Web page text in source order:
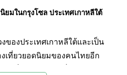
มในกรุงโซล ประเทศเกาหลีใต้
ของประเทศเกาหลีใต้และเป็น
เที่ยวยอดนิยมของคนไทยอีก